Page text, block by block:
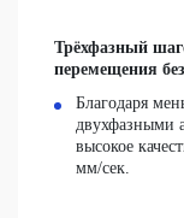
Трёхфазный
перемещения
Благодаря
двухфазными
высокое
мм/сек.